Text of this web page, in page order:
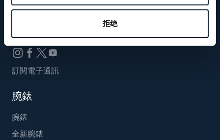
拒绝
WeChat ID
Breguet_China
訂閱電子通訊
腕錶
腕錶
全新腕錶